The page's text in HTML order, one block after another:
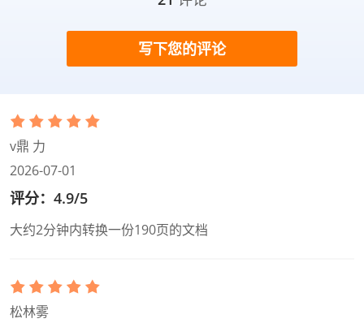
写下您的评论
v鼎 力
2026-07-01
评分：4.9/5
大约2分钟内转换一份190页的文档
松林雾